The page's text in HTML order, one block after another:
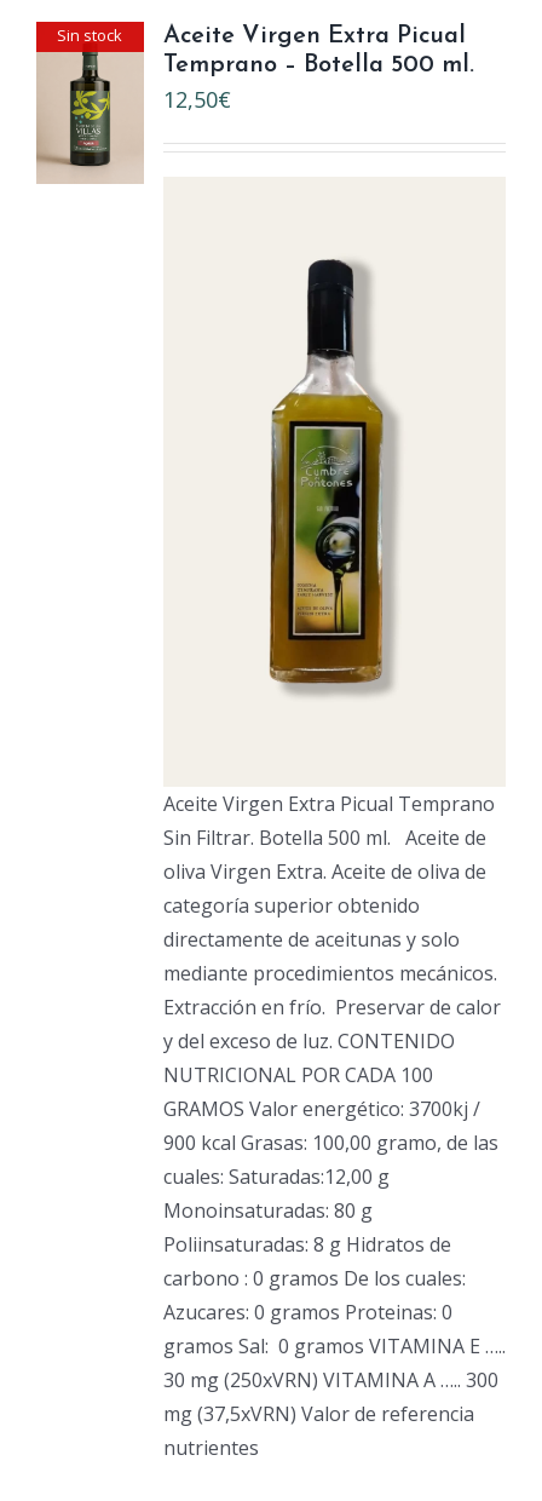
Sin stock
Aceite Virgen Extra Picual
Temprano – Botella 500 ml.
12,50€
Aceite Virgen Extra Picual Temprano
Sin Filtrar. Botella 500 ml. Aceite de
oliva Virgen Extra. Aceite de oliva de
categoría superior obtenido
directamente de aceitunas y solo
mediante procedimientos mecánicos.
Extracción en frío. Preservar de calor
y del exceso de luz. CONTENIDO
NUTRICIONAL POR CADA 100
GRAMOS Valor energético: 3700kj /
900 kcal Grasas: 100,00 gramo, de las
cuales: Saturadas:12,00 g
Monoinsaturadas: 80 g
Poliinsaturadas: 8 g Hidratos de
carbono : 0 gramos De los cuales:
Azucares: 0 gramos Proteinas: 0
gramos Sal: 0 gramos VITAMINA E …..
30 mg (250xVRN) VITAMINA A ….. 300
mg (37,5xVRN) Valor de referencia
nutrientes